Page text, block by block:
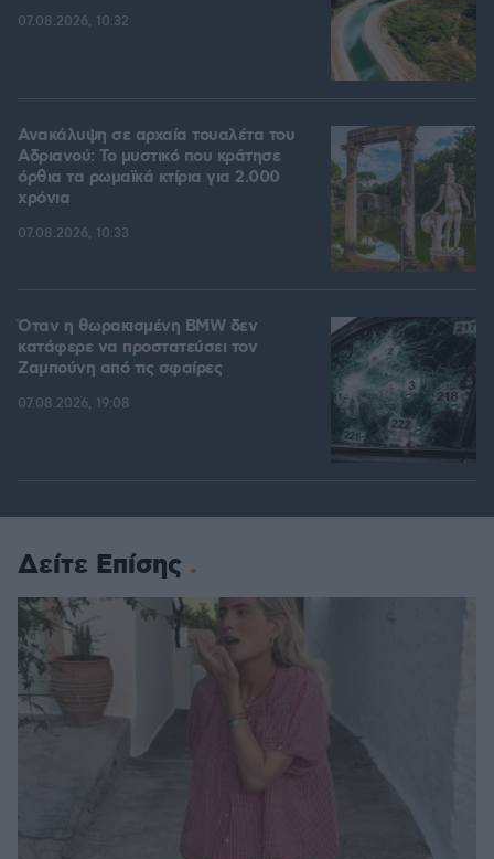
07.08.2026, 10:32
Ανακάλυψη σε αρχαία τουαλέτα του
Αδριανού: Το μυστικό που κράτησε
όρθια τα ρωμαϊκά κτίρια για 2.000
χρόνια
07.08.2026, 10:33
Όταν η θωρακισμένη BMW δεν
κατάφερε να προστατεύσει τον
Ζαμπούνη από τις σφαίρες
07.08.2026, 19:08
Δείτε Επίσης